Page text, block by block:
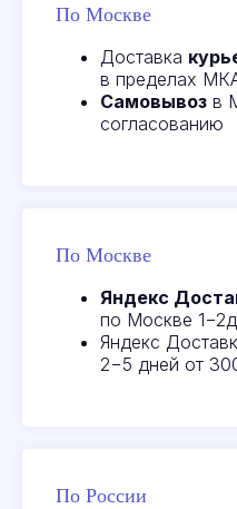
По Москве
Доставка
в пределах
Самовывоз в
согласованию
По Москве
Яндекс
по Москве
Яндекс
2−5 дней от
По России